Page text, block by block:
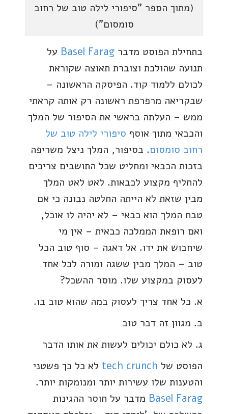
(מתוך הספר "סיפורי לילה טוב של רחוב
סומסום")
בתחילת הפוסט מדבר Basel Farag על
תנועה שהולכת וצוברת תאוצה שקוראת
לכולם ללמוד קוד. הפיסקה הראשונה –
שבקריאה מרפרפת ראשונה רק אותה קראתי
ממש – העלתה בראשי את הסיפור של המלך
והכבאי מתוך אוסף סיפורי לילה טוב של
רחוב סומסום. בסיפור, המלך ניצל משריפה
בזכות הכבאי ומחליט שכל התושבים צריכים
להחליף מקצוע לכבאות. לאט לאט המלך
מבין שזאת לא הייתה החלטה נבונה כי אם
טבח המלך הוא כבאי – לא יהיה לו אוכל,
ואם רופאת הממלכה כבאית – אין מי
שיחבוש את ידו. אל דאגה – סוף טוב הכל
טוב – המלך מבין ששגה ומורה לכל אחד
לעסוק במקצוע שלו. מוסר ההשכל?
א. כל אחד צריך לעסוק במה שהוא טוב בו.
ב. מגוון זה דבר טוב
ג. לא כולם יכולים לעשות את אותו הדבר
הפוסט של tech crunch לא כל כך פשטני
והטענות שלו עשירות יותר ומנומקות יותר.
Basel Farag מדבר על חוסר ההגינות